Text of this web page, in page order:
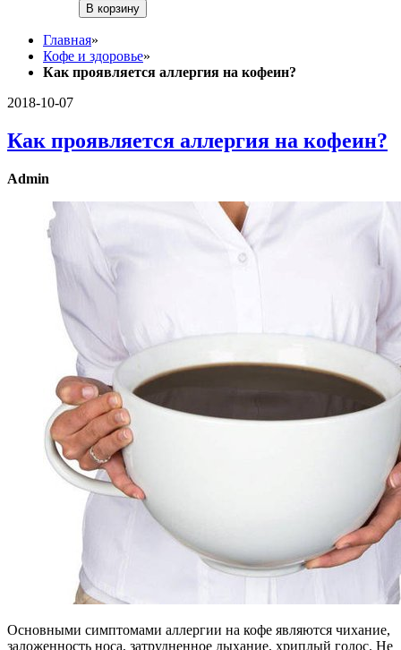
В корзину
Главная»
Кофе и здоровье»
Как проявляется аллергия на кофеин?
2018-10-07
Как проявляется аллергия на кофеин?
Admin
Основными симптомами аллергии на кофе являются чихание,
заложенность носа, затрудненное дыхание, хриплый голос. Не